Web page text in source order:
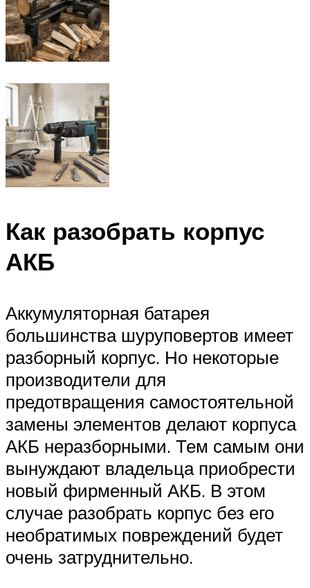
Как разобрать корпус
АКБ
Аккумуляторная батарея
большинства шуруповертов имеет
разборный корпус. Но некоторые
производители для
предотвращения самостоятельной
замены элементов делают корпуса
АКБ неразборными. Тем самым они
вынуждают владельца приобрести
новый фирменный АКБ. В этом
случае разобрать корпус без его
необратимых повреждений будет
очень затруднительно.